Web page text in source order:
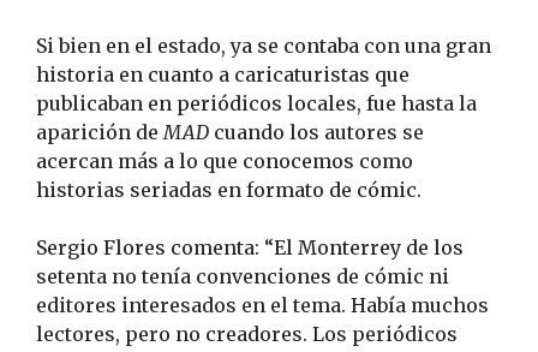
Si bien en el estado, ya se contaba con una gran
historia en cuanto a caricaturistas que
publicaban en periódicos locales, fue hasta la
aparición de MAD cuando los autores se
acercan más a lo que conocemos como
historias seriadas en formato de cómic.
Sergio Flores comenta: “El Monterrey de los
setenta no tenía convenciones de cómic ni
editores interesados en el tema. Había muchos
lectores, pero no creadores. Los periódicos